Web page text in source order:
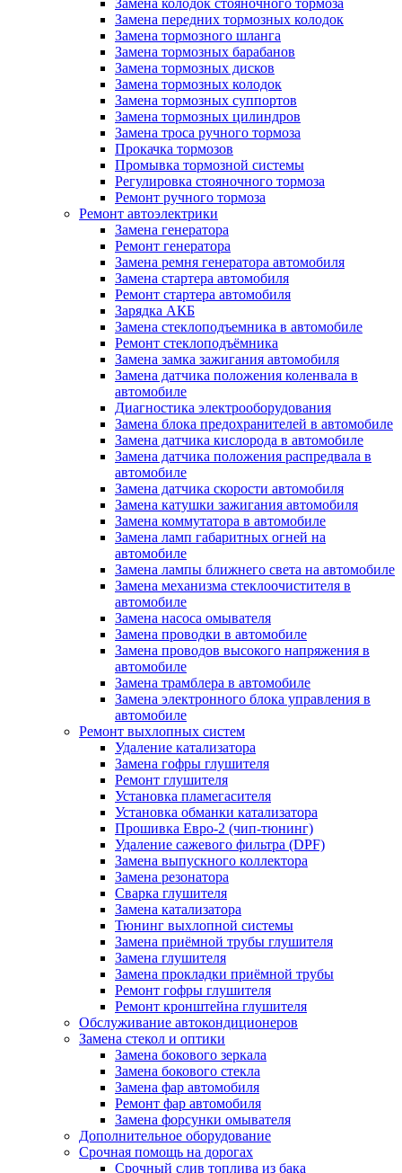
Замена колодок стояночного тормоза
Замена передних тормозных колодок
Замена тормозного шланга
Замена тормозных барабанов
Замена тормозных дисков
Замена тормозных колодок
Замена тормозных суппортов
Замена тормозных цилиндров
Замена троса ручного тормоза
Прокачка тормозов
Промывка тормозной системы
Регулировка стояночного тормоза
Ремонт ручного тормоза
Ремонт автоэлектрики
Замена генератора
Ремонт генератора
Замена ремня генератора автомобиля
Замена стартера автомобиля
Ремонт стартера автомобиля
Зарядка АКБ
Замена стеклоподъемника в автомобиле
Ремонт стеклоподъёмника
Замена замка зажигания автомобиля
Замена датчика положения коленвала в
автомобиле
Диагностика электрооборудования
Замена блока предохранителей в автомобиле
Замена датчика кислорода в автомобиле
Замена датчика положения распредвала в
автомобиле
Замена датчика скорости автомобиля
Замена катушки зажигания автомобиля
Замена коммутатора в автомобиле
Замена ламп габаритных огней на
автомобиле
Замена лампы ближнего света на автомобиле
Замена механизма стеклоочистителя в
автомобиле
Замена насоса омывателя
Замена проводки в автомобиле
Замена проводов высокого напряжения в
автомобиле
Замена трамблера в автомобиле
Замена электронного блока управления в
автомобиле
Ремонт выхлопных систем
Удаление катализатора
Замена гофры глушителя
Ремонт глушителя
Установка пламегасителя
Установка обманки катализатора
Прошивка Евро-2 (чип-тюнинг)
Удаление сажевого фильтра (DPF)
Замена выпускного коллектора
Замена резонатора
Сварка глушителя
Замена катализатора
Тюнинг выхлопной системы
Замена приёмной трубы глушителя
Замена глушителя
Замена прокладки приёмной трубы
Ремонт гофры глушителя
Ремонт кронштейна глушителя
Обслуживание автокондиционеров
Замена стекол и оптики
Замена бокового зеркала
Замена бокового стекла
Замена фар автомобиля
Ремонт фар автомобиля
Замена форсунки омывателя
Дополнительное оборудование
Срочная помощь на дорогах
Срочный слив топлива из бака